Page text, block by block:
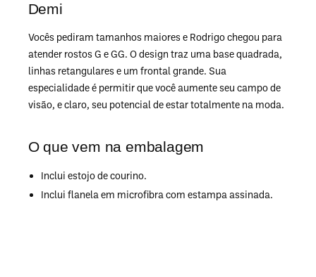
Demi
Vocês pediram tamanhos maiores e Rodrigo chegou para
atender rostos G e GG. O design traz uma base quadrada,
linhas retangulares e um frontal grande. Sua
especialidade é permitir que você aumente seu campo de
visão, e claro, seu potencial de estar totalmente na moda.
O que vem na embalagem
Inclui estojo de courino.
Inclui flanela em microfibra com estampa assinada.